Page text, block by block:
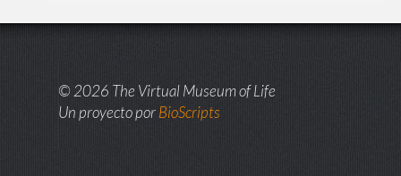
© 2026 The Virtual Museum of Life
Un proyecto porBioScripts